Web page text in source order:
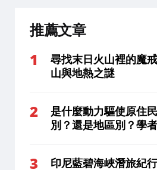
推薦文章
尋找末日火山裡的魔
山與地熱之謎
是什麼動力驅使原住
別？還是地區別？學
印尼藍碧海峽潛旅紀